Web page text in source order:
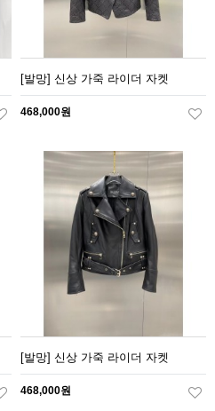
[발망] 신상 가죽 라이더 자켓
468,000원
[발망] 신상 가죽 라이더 자켓
468,000원